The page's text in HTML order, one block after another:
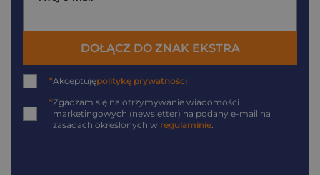
DOŁĄCZ DO ZNAK EKSTRA
*Akceptujępolitykę prywatności
*Zgadzam się na otrzymywanie wiadomości
marketingowych (newsletter) na podany e-mail na
zasadach określonych w regulaminie.